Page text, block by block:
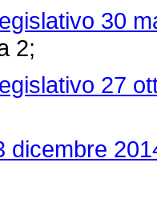
30
2;
27
dicembre